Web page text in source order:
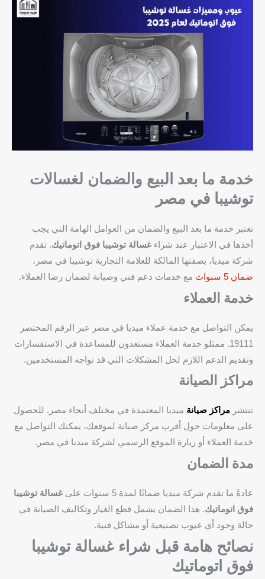
خدمة ما بعد البيع والضمان لغسالات
توشيبا في مصر
تعتبر خدمة ما بعد البيع والضمان من العوامل الهامة التي يجب
أخذها في الاعتبار عند شراء غسالة توشيبا فوق اتوماتيك. تقدم
شركة ميديا، بصفتها المالكة للعلامة التجارية توشيبا في مصر،
ضمان 5 سنوات
مع خدمات دعم فني وصيانة لضمان رضا العملاء.
خدمة العملاء
يمكن التواصل مع خدمة عملاء ميديا في مصر عبر الرقم المختصر
19111. ممثلو خدمة العملاء مستعدون للمساعدة في الاستفسارات
وتقديم الدعم اللازم لحل المشكلات التي قد تواجه المستخدمين.
مراكز الصيانة
تنتشر مراكز صيانة ميديا المعتمدة في مختلف أنحاء مصر. للحصول
على معلومات حول أقرب مركز صيانة لموقعك، يمكنك التواصل مع
خدمة العملاء أو زيارة الموقع الرسمي لشركة ميديا في مصر.
مدة الضمان
عادةً ما تقدم شركة ميديا ضمانًا لمدة 5 سنوات على
غسالة توشيبا
فوق اتوماتيك. هذا الضمان يشمل قطع الغيار وتكاليف الصيانة في
حالة وجود أي عيوب تصنيعية أو مشاكل فنية.
نصائح هامة قبل شراء غسالة توشيبا
فوق اتوماتيك